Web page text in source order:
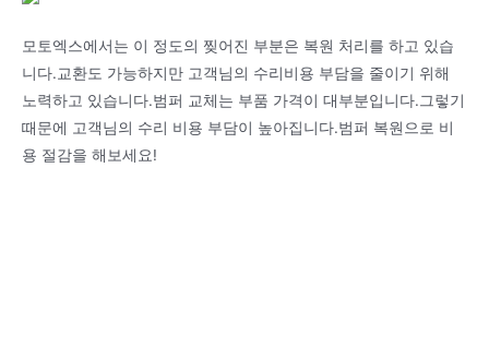
모토엑스에서는 이 정도의 찢어진 부분은 복원 처리를 하고 있습
니다.교환도 가능하지만 고객님의 수리비용 부담을 줄이기 위해
노력하고 있습니다.범퍼 교체는 부품 가격이 대부분입니다.그렇기
때문에 고객님의 수리 비용 부담이 높아집니다.범퍼 복원으로 비
용 절감을 해보세요!